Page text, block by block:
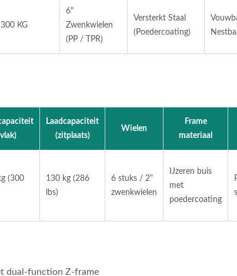
300 KG
6"
Zwenkwielen
(PP / TPR)
Versterkt Staal
(Poedercoating)
Laadcapaciteit
(zitplaats)
Wielen
Frame
materiaal
(300
130 kg (286
lbs)
6 stuks / 2"
zwenkwielen
IJzeren buis
met
poedercoating
dual-function Z-frame
Fabrieksfabrikant
WEV-SHT600A03